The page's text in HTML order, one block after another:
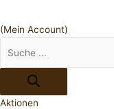
(Mein Account)
Aktionen